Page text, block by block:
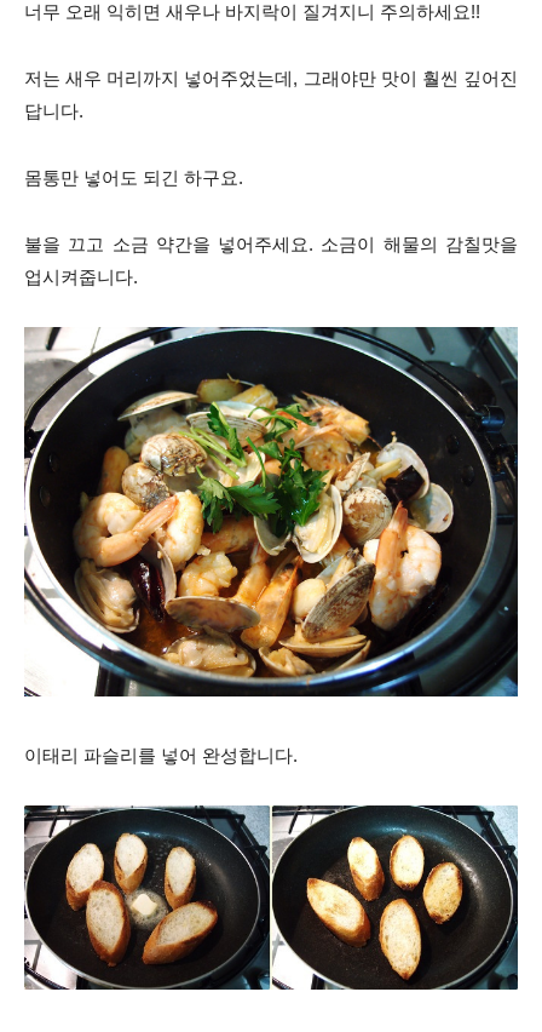
너무 오래 익히면 새우나 바지 락이 질겨지니 주의하세요!!
저는 새우 머리까지 넣어주었는데, 그래야만 맛이 훨씬 깊어진
답니다.
몸통만 넣어도 되긴 하구요.
불을 끄고 소금 약간을 넣어주세요. 소금이 해물의 감칠맛을
업시켜줍니다.
이태리 파슬리를 넣어 완성합니다.